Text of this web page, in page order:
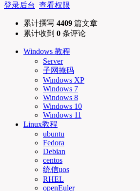
登录后台 查看权限
累计撰写 4409 篇文章
累计收到 0 条评论
Windows 教程
Server
子网掩码
Windows XP
Windows 7
Windows 8
Windows 10
Windows 11
Linux教程
ubuntu
Fedora
Debian
centos
统信uos
RHEL
openEuler